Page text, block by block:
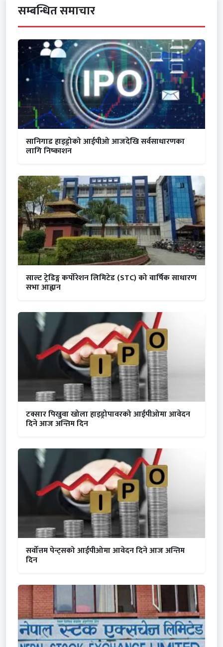
सम्बन्धित समाचार
सानिगाड हाइड्रोको आईपीओ आजदेखि सर्वसाधारणका
लागि निष्काशन
साल्ट ट्रेडिङ्ग कर्पोरेशन लिमिटेड (STC) को वार्षिक साधारण
सभा आह्वान
टक्सार पिखुवा खोला हाइड्रोपावरको आईपीओमा आवेदन
दिने आज अन्तिम दिन
सर्वोत्तम पेन्ट्सको आईपीओमा आवेदन दिने आज अन्तिम
दिन